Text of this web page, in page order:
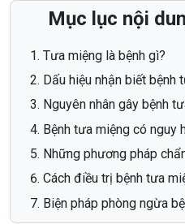
Mục lục nội
Tưa miệng là bệnh gì?
Dấu hiệu nhận biết bệnh
Nguyên nhân gây bệnh
Bệnh tưa miệng có nguy
Những phương pháp
Cách điều trị bệnh tưa
Biện pháp phòng ngừa